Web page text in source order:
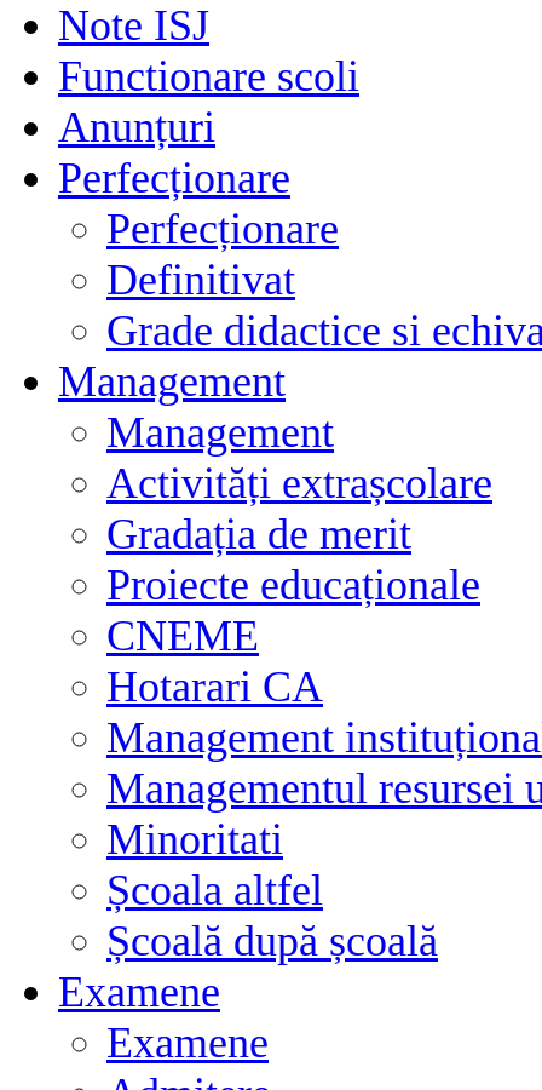
Note ISJ
Functionare scoli
Anunțuri
Perfecționare
Perfecționare
Definitivat
Grade didactice si
Management
Management
Activități extrașcolare
Gradația de merit
Proiecte educaționale
CNEME
Hotarari CA
Management
Managementul resursei
Minoritati
Școala altfel
Școală după școală
Examene
Examene